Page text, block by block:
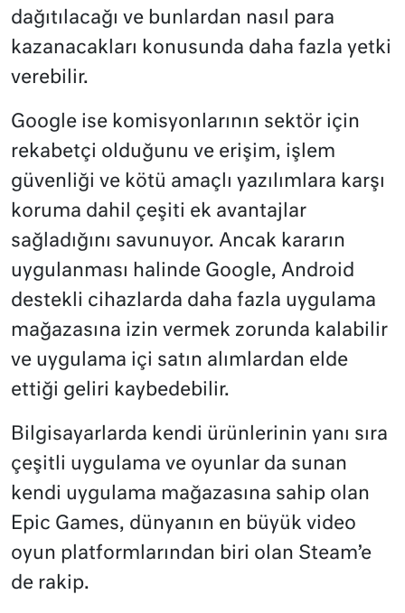
dağıtılacağı ve bunlardan nasıl para
kazanacakları konusunda daha fazla yetki
verebilir.
Google ise komisyonlarının sektör için
rekabetçi olduğunu ve erişim, işlem
güvenliği ve kötü amaçlı yazılımlara karşı
koruma dahil çeşiti ek avantajlar
sağladığını savunuyor. Ancak kararın
uygulanması halinde Google, Android
destekli cihazlarda daha fazla uygulama
mağazasına izin vermek zorunda kalabilir
ve uygulama içi satın alımlardan elde
ettiği geliri kaybedebilir.
Bilgisayarlarda kendi ürünlerinin yanı sıra
çeşitli uygulama ve oyunlar da sunan
kendi uygulama mağazasına sahip olan
Epic Games, dünyanın en büyük video
oyun platformlarından biri olan Steam’e
de rakip.